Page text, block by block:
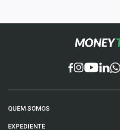
QUEM SOMOS
EXPEDIENTE